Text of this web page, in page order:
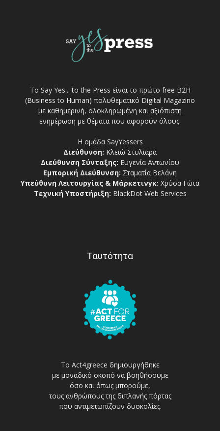
Το Say Yes... to the Press είναι το πρώτο free Β2Η
(Business to Human) πολυθεματικό Digital Magazino
με καθημερινή, ολοκληρωμένη και αξιόπιστη
ενημέρωση με θέματα που αφορούν όλους.
Η ομάδα SayYessers
Διεύθυνση: Κλειώ Στυλιαρά
Διεύθυνση Σύνταξης: Ευγενία Αντωνίου
Εμπορική Διεύθυνση: Σταματία Βελάνη
Υπεύθυνη Λειτουργίας & Μάρκετινγκ: Χρύσα Γώτα
Τεχνική Υποστήριξη: BlackDot Web Services
Ταυτότητα
Το Act4greece δημιουργήθηκε
με μοναδικό σκοπό να βοηθήσουμε
όσο και όπως μπορούμε,
τους ανθρώπους της διπλανής πόρτας
που αντιμετωπίζουν δυσκολίες.